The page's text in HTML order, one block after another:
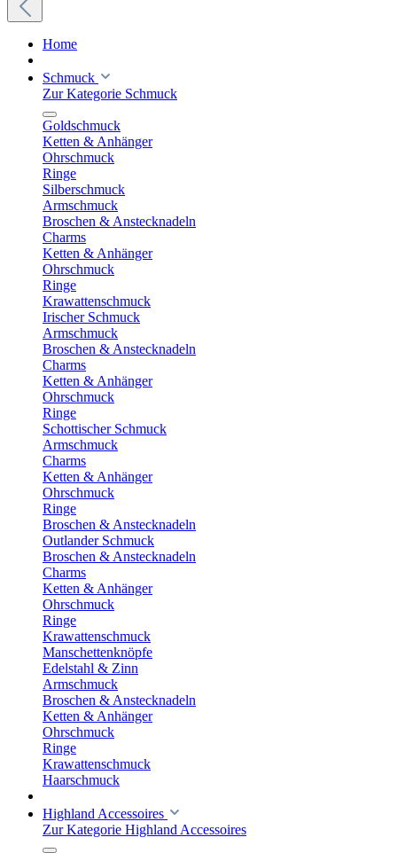
Home
Schmuck
Zur Kategorie Schmuck
Goldschmuck
Ketten & Anhänger
Ohrschmuck
Ringe
Silberschmuck
Armschmuck
Broschen & Anstecknadeln
Charms
Ketten & Anhänger
Ohrschmuck
Ringe
Krawattenschmuck
Irischer Schmuck
Armschmuck
Broschen & Anstecknadeln
Charms
Ketten & Anhänger
Ohrschmuck
Ringe
Schottischer Schmuck
Armschmuck
Charms
Ketten & Anhänger
Ohrschmuck
Ringe
Broschen & Anstecknadeln
Outlander Schmuck
Broschen & Anstecknadeln
Charms
Ketten & Anhänger
Ohrschmuck
Ringe
Krawattenschmuck
Manschettenknöpfe
Edelstahl & Zinn
Armschmuck
Broschen & Anstecknadeln
Ketten & Anhänger
Ohrschmuck
Ringe
Krawattenschmuck
Haarschmuck
Highland Accessoires
Zur Kategorie Highland Accessoires